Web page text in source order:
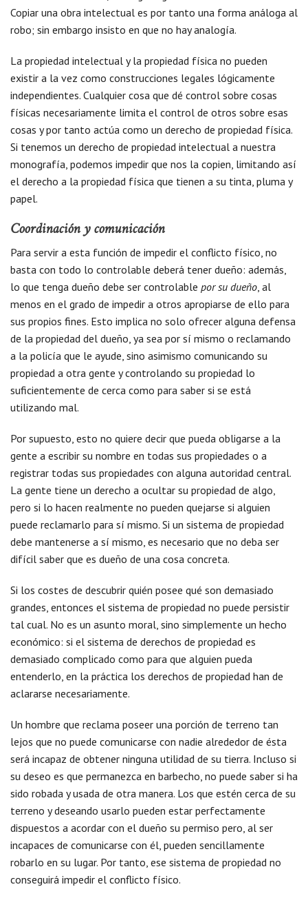
Copiar una obra intelectual es por tanto una forma análoga al
robo; sin embargo insisto en que no hay analogía.
La propiedad intelectual y la propiedad física no pueden
existir a la vez como construcciones legales lógicamente
independientes. Cualquier cosa que dé control sobre cosas
físicas necesariamente limita el control de otros sobre esas
cosas y por tanto actúa como un derecho de propiedad física.
Si tenemos un derecho de propiedad intelectual a nuestra
monografía, podemos impedir que nos la copien, limitando así
el derecho a la propiedad física que tienen a su tinta, pluma y
papel.
Coordinación y comunicación
Para servir a esta función de impedir el conflicto físico, no
basta con todo lo controlable deberá tener dueño: además,
lo que tenga dueño debe ser controlable por su dueño, al
menos en el grado de impedir a otros apropiarse de ello para
sus propios fines. Esto implica no solo ofrecer alguna defensa
de la propiedad del dueño, ya sea por sí mismo o reclamando
a la policía que le ayude, sino asimismo comunicando su
propiedad a otra gente y controlando su propiedad lo
suficientemente de cerca como para saber si se está
utilizando mal.
Por supuesto, esto no quiere decir que pueda obligarse a la
gente a escribir su nombre en todas sus propiedades o a
registrar todas sus propiedades con alguna autoridad central.
La gente tiene un derecho a ocultar su propiedad de algo,
pero si lo hacen realmente no pueden quejarse si alguien
puede reclamarlo para sí mismo. Si un sistema de propiedad
debe mantenerse a sí mismo, es necesario que no deba ser
difícil saber que es dueño de una cosa concreta.
Si los costes de descubrir quién posee qué son demasiado
grandes, entonces el sistema de propiedad no puede persistir
tal cual. No es un asunto moral, sino simplemente un hecho
económico: si el sistema de derechos de propiedad es
demasiado complicado como para que alguien pueda
entenderlo, en la práctica los derechos de propiedad han de
aclararse necesariamente.
Un hombre que reclama poseer una porción de terreno tan
lejos que no puede comunicarse con nadie alrededor de ésta
será incapaz de obtener ninguna utilidad de su tierra. Incluso si
su deseo es que permanezca en barbecho, no puede saber si ha
sido robada y usada de otra manera. Los que estén cerca de su
terreno y deseando usarlo pueden estar perfectamente
dispuestos a acordar con el dueño su permiso pero, al ser
incapaces de comunicarse con él, pueden sencillamente
robarlo en su lugar. Por tanto, ese sistema de propiedad no
conseguirá impedir el conflicto físico.